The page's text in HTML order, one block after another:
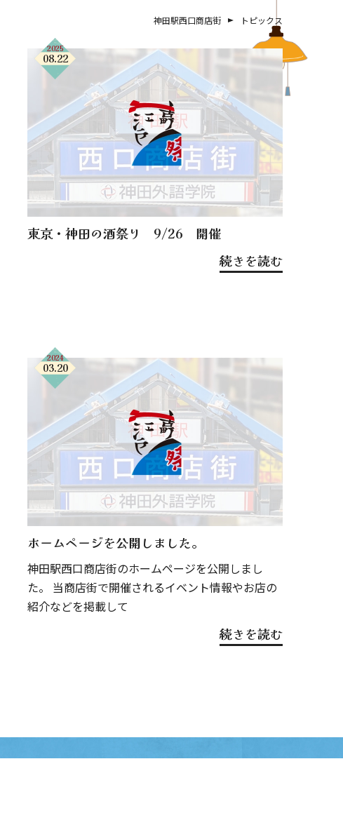
神田駅西口商店街 トピックス
2025
08.22
東京・神田の酒祭り 9/26 開催
続きを読む
2024
03.20
ホームページを公開しました。
神田駅西口商店街のホームページを公開しまし
た。 当商店街で開催されるイベント情報やお店の
紹介などを掲載して
続きを読む